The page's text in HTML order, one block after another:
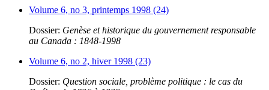
Volume 6, no 3, printemps 1998 (24)
Dossier: Genèse et historique du gouvernement responsable
au Canada : 1848-1998
Volume 6, no 2, hiver 1998 (23)
Dossier: Question sociale, problème politique : le cas du